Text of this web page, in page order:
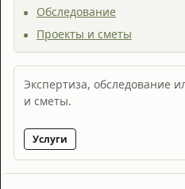
Обследование
Проекты и сметы
Экспертиза, обследование
и сметы.
Услуги